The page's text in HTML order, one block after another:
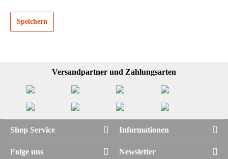
Speichern
Versandpartner und Zahlungsarten
Shop Service Informationen
Folge uns Newsletter